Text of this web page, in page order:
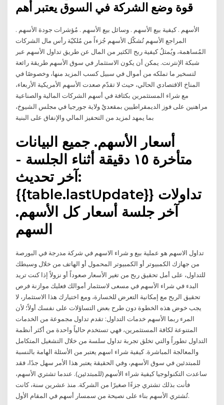
قوة وضع الشركة في السوق يعتبر أهم
الأسهم . كيفية بيع الأسهم . وسائل بيع الأسهم . مُؤشرات جودة الأسهم .
المراجع الأسهم تُشكّل الأسهم جُزءاً من مُلكيّة رأس مال الشركات
المُساهمة، ويُمثلُ كيفية ربح الكثير من المال عن طريق تداول الأسهم عبر
شبكة الإنترنت. يمكن أن يكون الاستثمار في سوق الأسهم طريقة رائعة
لتسخير ما تملكه من أموال في سبيل كسب المزيد منها، وخصوصًا في
المناخ الاقتصادي الحالي، حيث لا تقدّم صعدت الأسهم الأمريكية الأربعاء،
مع شراء المستثمرين بكثافة في أسهم الشركات المالية والصناعية
مراهنين على فوز الديمقراطيين بمقعديْ ولاية جورجيا في مجلس الشيوخ،
بما يمهد لمزيد من التحفيز المالي والإنفاق على البنية
أسعار الأسهم. جميع البيانات
متأخرة ١٥ دقيقة أثناء الجلسة -
آخر تحديث:
{{table.lastUpdate}} تداولات
آخر جلسة أسعار كل الأسهم.
السهم
تداول الاسهم هو عملية بيع و شراء الاسهم في شركة مدرجة في البورصة
من جهازك الكمبيوتر أو الكمبيوتر المحمول أو الهاتف من خلال وسيطك
للتداول، على أمل تحقيق ربح من تغير الأسعار صعوداً أو نزولاً إذا كنت تريد
البدء في شراء الأسهم في مسعى لاستثمار أموالك فعليك موازنة فرص
تحقيق الربح مع إمكانية التعرض للخسارة، ومع اختيارك هذا الاستثمار، لا
يجب خوض هذه الخطوة دون طرح بعض التساؤلات على نفسك أولاً؛ لأن
المرء ربما الأسهم خدمات التداول: تقدم تداول مجموعة من الخدمات
المتنوعة لكافة المستثمرين، فهي تستخدم حالياً واحدة من أكثر أنظمة
التداول تطوراً والتي تخلق تجربة تداول سلسة من خلال التشغيل المتكامل
والمعالجة المباشرة. كيفية شراء اسهم يعتبر من الأسئلة الهامة بالنسبة
للمبتدئين في سوق الأسهم، وفي الحقيقة يعتبر هذا الأمر سهل جدًا، فقد
ساعدت التكنولوجيا كيفية شراء الأسهم (للمبتدئين). عندما تشتري الأسهم،
فأنت بذلك تشتري جزءًا صغيرًا من الشركة. منذ عشرين سنة، كانت
تُشتري الأسهم بناء على نصيحة من سمسار أسهم في المقام الأول.